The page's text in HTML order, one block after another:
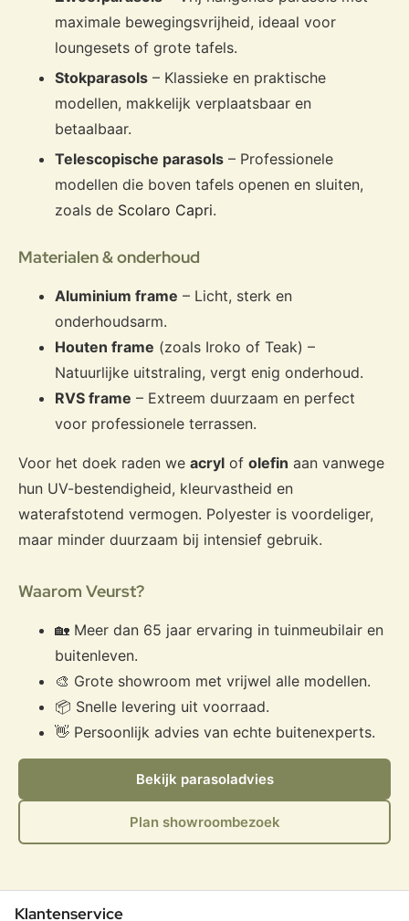
maximale bewegingsvrijheid, ideaal voor
loungesets of grote tafels.
Stokparasols – Klassieke en praktische
modellen, makkelijk verplaatsbaar en
betaalbaar.
Telescopische parasols – Professionele
modellen die boven tafels openen en sluiten,
zoals de Scolaro Capri.
Materialen & onderhoud
Aluminium frame – Licht, sterk en
onderhoudsarm.
Houten frame (zoals Iroko of Teak) –
Natuurlijke uitstraling, vergt enig onderhoud.
RVS frame – Extreem duurzaam en perfect
voor professionele terrassen.
Voor het doek raden we acryl of olefin aan vanwege
hun UV-bestendigheid, kleurvastheid en
waterafstotend vermogen. Polyester is voordeliger,
maar minder duurzaam bij intensief gebruik.
Waarom Veurst?
🏡 Meer dan 65 jaar ervaring in tuinmeubilair en
buitenleven.
🎨 Grote showroom met vrijwel alle modellen.
📦 Snelle levering uit voorraad.
👋 Persoonlijk advies van echte buitenexperts.
Bekijk parasoladvies
Plan showroombezoek
Klantenservice